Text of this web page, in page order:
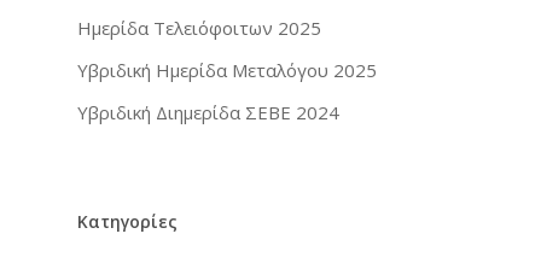
Ημερίδα Τελειόφοιτων 2025
Υβριδική Ημερίδα Μεταλόγου 2025
Υβριδική Διημερίδα ΣΕΒΕ 2024
Κατηγορίες